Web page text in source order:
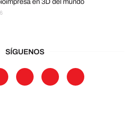
en 3D del mundo
SÍGUENOS